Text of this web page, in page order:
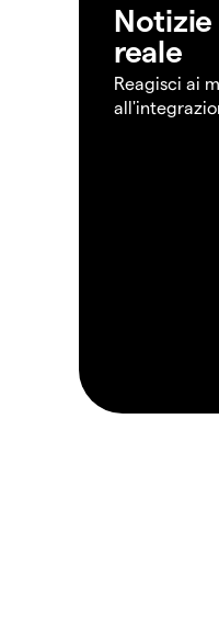
reale
Reagisci ai